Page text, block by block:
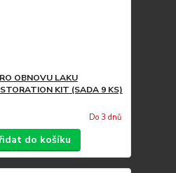
OBNOVU LAKU
KIT (SADA 9 KS)
Do 3 dnů
do košíku